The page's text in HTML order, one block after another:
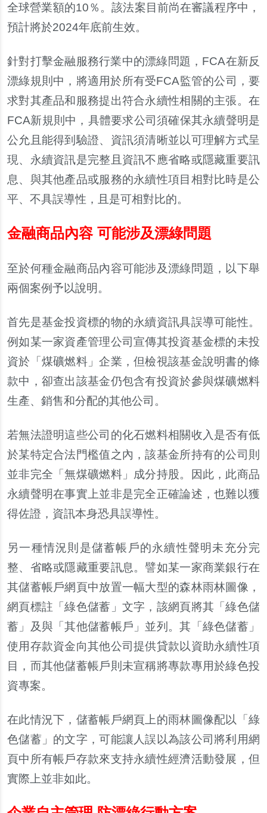
全球營業額的10％。該法案目前尚在審議程序中，
預計將於2024年底前生效。
針對打擊金融服務行業中的漂綠問題， FCA在新反
漂綠規則中，將適用於所有受FCA監管的公司，要
求對其產品和服務提出符合永續性相關的主張。在
FCA新規則中，具體要求公司須確保其永續聲明是
公允且能得到驗證、資訊須清晰並以可理解方式呈
現、永續資訊是完整且資訊不應省略或隱藏重要訊
息、與其他產品或服務的永續性項目相對比時是公
平、不具誤導性，且是可相對比的。
金融商品內容 可能涉及漂綠問題
至於何種金融商品內容可能涉及漂綠問題，以下舉
兩個案例予以說明。
首先是基金投資標的物的永續資訊具誤導可能性。
例如某一家資產管理公司宣傳其投資基金標的未投
資於「煤礦燃料」企業，但檢視該基金說明書的條
款中，卻查出該基金仍包含有投資於參與煤礦燃料
生產、銷售和分配的其他公司。
若無法證明這些公司的化石燃料相關收入是否有低
於某特定合法門檻值之內 ，該基金所持有的公司則
並非完全「無煤礦燃料」成分持股。因此，此商品
永續聲明在事實上並非是完全正確論述，也難以獲
得佐證，資訊本身恐具誤導性。
另一種情況則是儲蓄帳 戶的永續性聲明未充分完
整、省略或隱藏重要訊息。譬如某一家商業銀行在
其儲蓄帳戶網頁中放置一幅大型的森林雨林圖像，
網頁標註「綠色儲蓄」文字，該網頁將其「綠色儲
蓄」及與「其他儲蓄帳戶 」並列。其「綠色儲蓄」
使用存款資金向其他公司提供貸款以資助永續性項
目，而其他儲蓄帳戶則未宣稱將專款專用於綠色投
資專案。
在此情況下，儲蓄帳 戶網頁上的雨林圖像配以「綠
色儲蓄」的文字，可能讓人誤以為該公司將利用網
頁中所有帳戶存款來支持永續性經濟活動發展，但
實際上並非如此。